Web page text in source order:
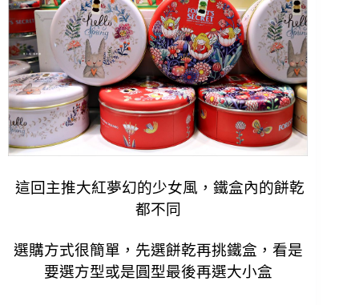
這回主推大紅夢幻的少女風，鐵盒內的餅乾
都不同
選購方式很簡單，先選餅乾再挑鐵盒，看是
要選方型或是圓型最後再選大小盒